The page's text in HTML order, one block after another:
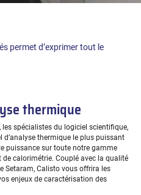
permet d’exprimer tout le
thermique
les spécialistes du logiciel scientifique,
thermique le plus puissant
puissance sur toute notre gamme
de calorimétrie. Couplé avec la qualité
Setaram, Calisto vous offrira les
enjeux de caractérisation des